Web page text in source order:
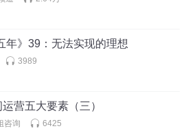
年》39：无法实现的理想
3989
营五大要素（三）
咨询 6425